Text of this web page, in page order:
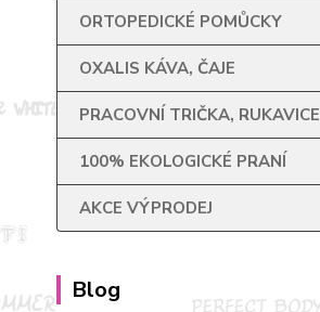
ORTOPEDICKÉ POMŮCKY
OXALIS KÁVA, ČAJE
PRACOVNÍ TRIČKA, RUKAVICE
100% EKOLOGICKÉ PRANÍ
AKCE VÝPRODEJ
Blog